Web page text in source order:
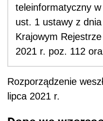
teleinformatyczny
ust. 1 ustawy z
Krajowym
2021 r. poz. 112
Rozporządzenie
lipca 2021 r.